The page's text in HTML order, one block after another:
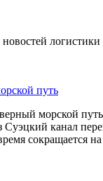
новостей логистики
путь
морской
Суэцкий канал
сокращается